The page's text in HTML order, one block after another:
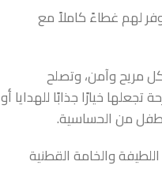
لهم غطاءً كاملاً مع
مريح وآمن، وتصلح
تجعلها خيارًا جذابًا للهدايا أو
من الحساسية.
والخامة القطنية